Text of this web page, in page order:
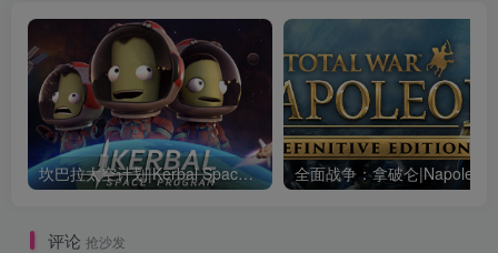
坎巴拉太空计划|Kerbal Space Program|1.12.5.3190|整合全DLC
评论 抢沙发